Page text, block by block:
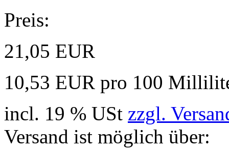
Preis:
21,05 EUR
10,53 EUR pro 100
incl. 19 % USt zzgl.
Versand ist möglich über: